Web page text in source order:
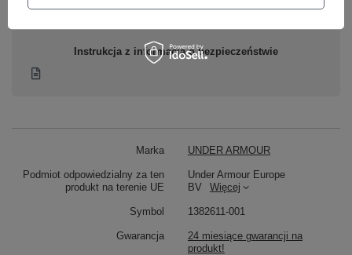
Instrukcja z informacją o bezpieczeństwie
Marka UNDER ARMOUR
Podmiot odpowiedzialny za ten
produkt na terenie UE
Under Armour Europe
BV
Więcej
Symbol 1382611-001
Gwarancja
24 miesiące gwarancji na
produkt!